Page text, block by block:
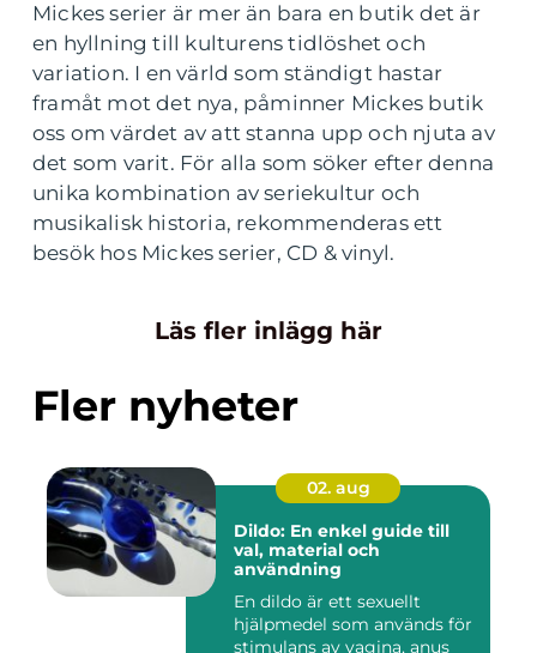
Mickes serier är mer än bara en butik det är
en hyllning till kulturens tidlöshet och
variation. I en värld som ständigt hastar
framåt mot det nya, påminner Mickes butik
oss om värdet av att stanna upp och njuta av
det som varit. För alla som söker efter denna
unika kombination av seriekultur och
musikalisk historia, rekommenderas ett
besök hos Mickes serier, CD & vinyl.
Läs fler inlägg här
Fler nyheter
02. aug
Dildo: En enkel guide till
val, material och
användning
En dildo är ett sexuellt
hjälpmedel som används för
stimulans av vagina, anus